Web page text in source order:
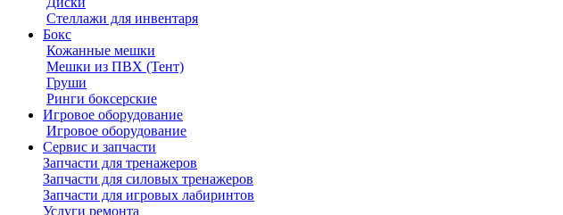
Стеллажи для инвентаря
Бокс
Кожанные мешки
Мешки из ПВХ (Тент)
Груши
Ринги боксерские
Игровое оборудование
Игровое оборудование
Сервис и запчасти
Запчасти для тренажеров
Запчасти для силовых тренажеров
Запчасти для игровых лабиринтов
Услуги ремонта